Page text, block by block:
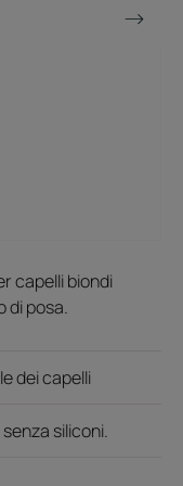
capelli biondi
di posa.
dei capelli
siliconi.